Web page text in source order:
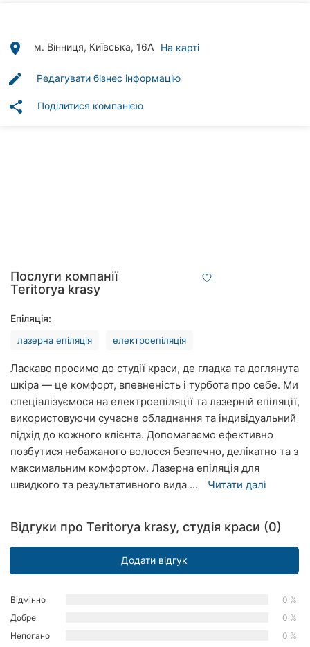
рубрики
Хмельницький
Рівне
Кропивницький
Київ
Харків
Запоріжжя
Львів
Ріг
Миколаїв
Херсон
place м. Вінниця, Київська, 16А На карті
edit Редагувати бізнес інформацію
share Поділитися компанією
Послуги компанії
Teritorya krasy
Епіляція:
лазерна епіляція електроепіляція
Ласкаво просимо до студії краси, де гладка та доглянута
шкіра — це комфорт, впевненість і турбота про себе. Ми
спеціалізуємося на електроепіляції та лазерній епіляції,
використовуючи сучасне обладнання та індивідуальний
підхід до кожного клієнта. Допомагаємо ефективно
позбутися небажаного волосся безпечно, делікатно та з
максимальним комфортом. Лазерна епіляція для
швидкого та результативного вида ...
Читати далі
Відгуки про Teritorya krasy, студія краси (0)
Додати відгук
Відмінно
0 %
Добре
0 %
Непогано
0 %